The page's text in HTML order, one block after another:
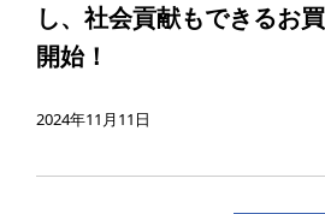
し、社会貢献もできるお
開始！
2024年11月11日